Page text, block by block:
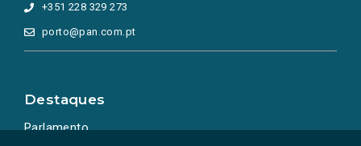
+351 228 329 273
porto@pan.com.pt
Destaques
Parlamento